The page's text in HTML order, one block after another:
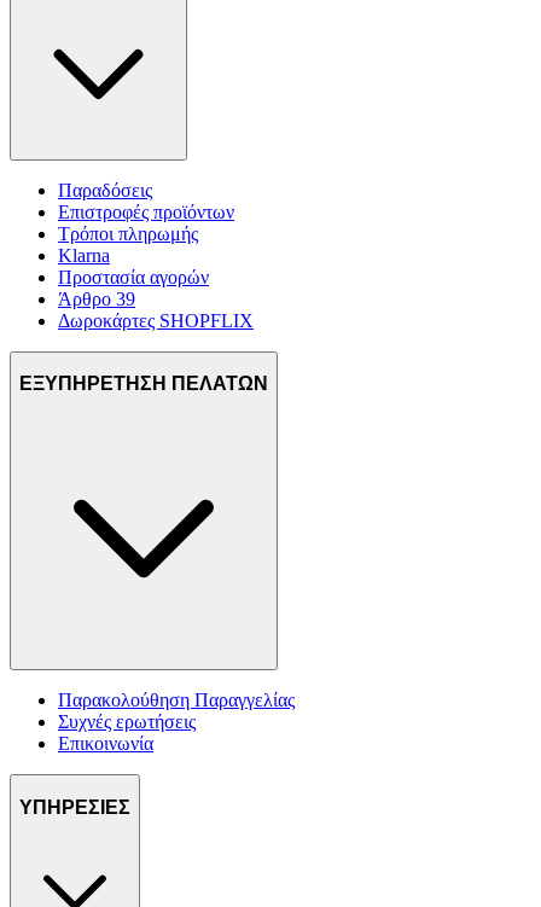
Παραδόσεις
Επιστροφές προϊόντων
Τρόποι πληρωμής
Klarna
Προστασία αγορών
Άρθρο 39
Δωροκάρτες SHOPFLIX
ΕΞΥΠΗΡΕΤΗΣΗ ΠΕΛΑΤΩΝ
Παρακολούθηση Παραγγελίας
Συχνές ερωτήσεις
Επικοινωνία
ΥΠΗΡΕΣΙΕΣ